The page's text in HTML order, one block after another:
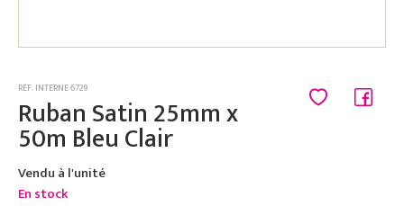
RÉF. INTERNE 6729
Ruban Satin 25mm x
50m Bleu Clair
Vendu à l'unité
En stock